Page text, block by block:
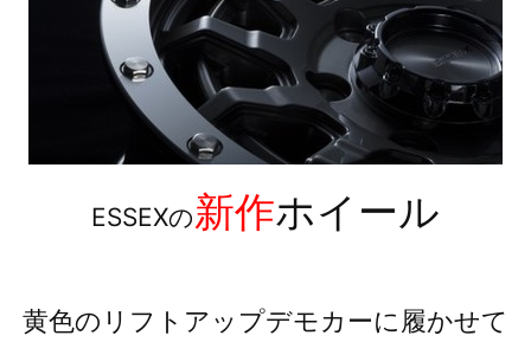
ESSEXの新作ホイール
黄色のリフトアップデモカーに履かせて